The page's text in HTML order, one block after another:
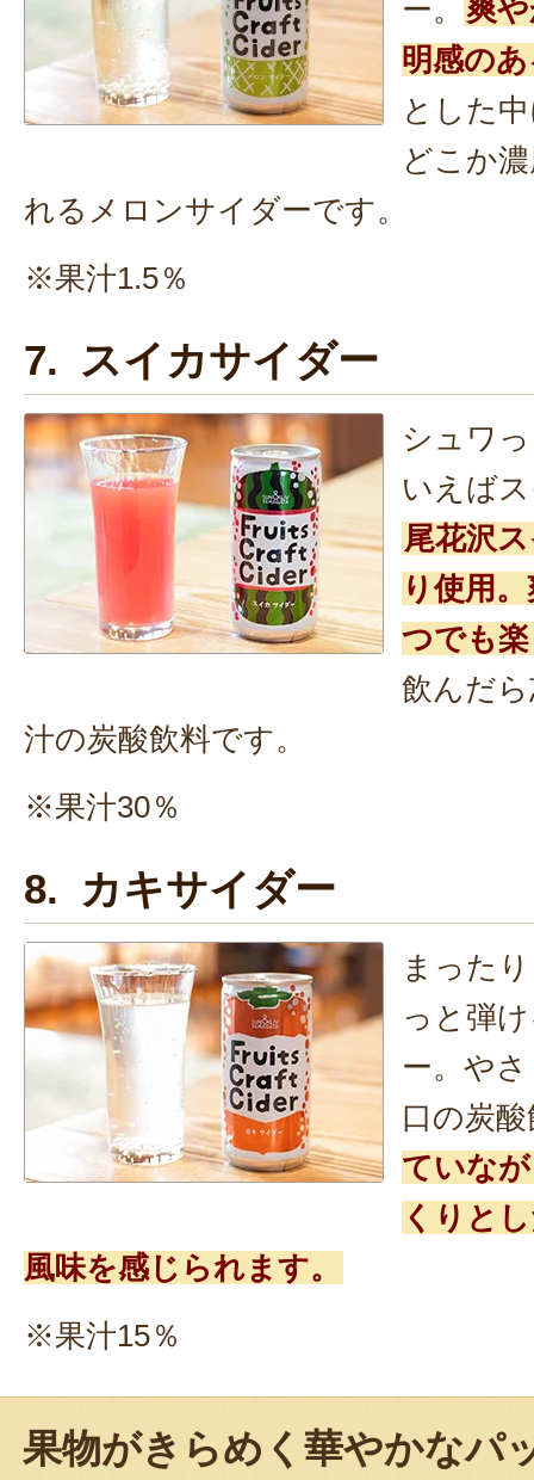
ー。 爽
明感の
とした
どこか
れるメロンサイダーです。
※果汁1.5％
7. スイカサイダー
シュワ
いえば
尾花沢
り使用
つでも
飲んだ
汁の炭酸飲料です。
※果汁30％
8. カキサイダー
まった
っと弾
ー。や
口の炭
ていな
くりと
風味を感じられます。
※果汁15％
果物がきらめく華やかなパ